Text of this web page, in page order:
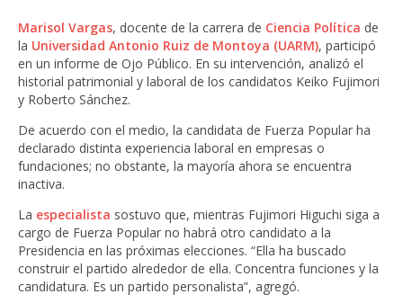
Marisol Vargas, docente de la carrera de Ciencia Política de
la Universidad Antonio Ruiz de Montoya (UARM), participó
en un informe de Ojo Público. En su intervención, analizó el
historial patrimonial y laboral de los candidatos Keiko Fujimori
y Roberto Sánchez.
De acuerdo con el medio, la candidata de Fuerza Popular ha
declarado distinta experiencia laboral en empresas o
fundaciones; no obstante, la mayoría ahora se encuentra
inactiva.
La especialista sostuvo que, mientras Fujimori Higuchi siga a
cargo de Fuerza Popular no habrá otro candidato a la
Presidencia en las próximas elecciones. “Ella ha buscado
construir el partido alrededor de ella. Concentra funciones y la
candidatura. Es un partido personalista”, agregó.